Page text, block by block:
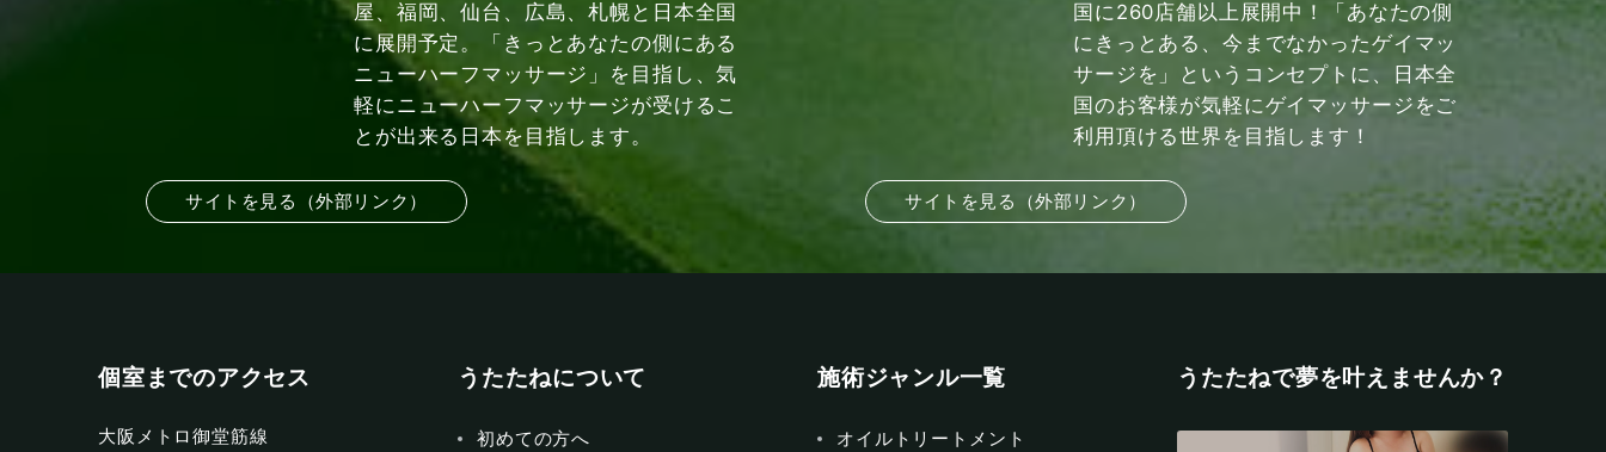
屋、福岡、仙台、広島、札幌と日本全国
に展開予定。「きっとあなたの側にある
ニューハーフマッサージ」を目指し、気
軽にニューハーフマッサージが受けるこ
とが出来る日本を目指します。
サイトを見る（外部リンク）
国に260店舗以上展開中！「あなたの側
にきっとある、今までなかったゲイマッ
サージを」というコンセプトに、日本全
国のお客様が気軽にゲイマッサージをご
利用頂ける世界を目指します！
サイトを見る（外部リンク）
個室までのアクセス
大阪メトロ御堂筋線
うたたねについて
初めての方へ
施術ジャンル一覧
オイルトリートメント
うたたねで夢を叶えませんか？